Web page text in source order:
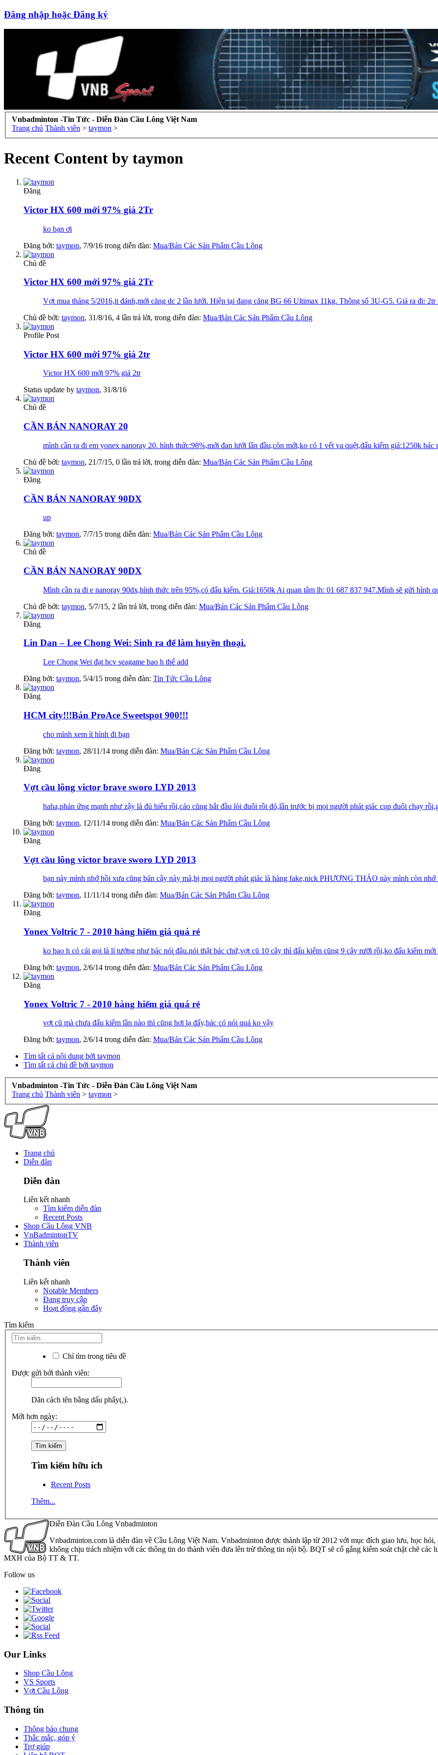
Đăng nhập hoặc Đăng ký
Vnbadminton -Tin Tức - Diễn Đàn Cầu Lông Việt Nam
Trang chủ Thành viên > taymon >
Recent Content by taymon
Đăng
Victor HX 600 mới 97% giá 2Tr
ko bạn ơi
Đăng bởi: taymon, 7/9/16 trong diễn đàn: Mua/Bán Các Sản Phẩm Cầu Lông
Chủ đề
Victor HX 600 mới 97% giá 2Tr
Vợt mua tháng 5/2016,it đánh,mới căng dc 2 lần lưới. Hiện tại đang căng BG 66 Ultimax 11kg. Thông số 3U-G5. Giá ra đi: 2tr
Chủ đề bởi: taymon, 31/8/16, 4 lần trả lời, trong diễn đàn: Mua/Bán Các Sản Phẩm Cầu Lông
Profile Post
Victor HX 600 mới 97% giá 2tr
Victor HX 600 mới 97% giá 2tr
Status update by taymon, 31/8/16
Chủ đề
CẦN BÁN NANORAY 20
mình cần ra đi em yonex nanoray 20. hình thức:98%,mới đan lưới lần đầu,còn mới,ko có 1 vết va quệt,đấu kiếm giá:1250k bác
Chủ đề bởi: taymon, 21/7/15, 0 lần trả lời, trong diễn đàn: Mua/Bán Các Sản Phẩm Cầu Lông
Đăng
CẦN BÁN NANORAY 90DX
up
Đăng bởi: taymon, 7/7/15 trong diễn đàn: Mua/Bán Các Sản Phẩm Cầu Lông
Chủ đề
CẦN BÁN NANORAY 90DX
Mình cần ra đi e nanoray 90dx,hình thức trên 95%,có đấu kiếm. Giá:1650k Ai quan tâm lh: 01 687 837 947.Mình sẽ gửi hình
Chủ đề bởi: taymon, 5/7/15, 2 lần trả lời, trong diễn đàn: Mua/Bán Các Sản Phẩm Cầu Lông
Đăng
Lin Dan – Lee Chong Wei: Sinh ra để làm huyền thoại.
Lee Chong Wei đạt hcv seagame bao h thế add
Đăng bởi: taymon, 5/4/15 trong diễn đàn: Tin Tức Cầu Lông
Đăng
HCM city!!!Bán ProAce Sweetspot 900!!!
cho mình xem ít hình đi bạn
Đăng bởi: taymon, 28/11/14 trong diễn đàn: Mua/Bán Các Sản Phẩm Cầu Lông
Đăng
Vợt cầu lông victor brave sworo LYD 2013
haha,phản ứng mạnh như zậy là đủ hiểu rồi,cáo cũng bắt đầu lòi đuôi rồi đó,lần trước bị mọi người phát giác cụp đuôi chạy
Đăng bởi: taymon, 12/11/14 trong diễn đàn: Mua/Bán Các Sản Phẩm Cầu Lông
Đăng
Vợt cầu lông victor brave sworo LYD 2013
bạn này mình nhớ hồi xưa cũng bán cây này mà,bị mọi người phát giác là hàng fake,nick PHƯƠNG THẢO này mình còn nhớ
Đăng bởi: taymon, 11/11/14 trong diễn đàn: Mua/Bán Các Sản Phẩm Cầu Lông
Đăng
Yonex Voltric 7 - 2010 hàng hiếm giá quá rẻ
ko bao h có cái gọi là lí tưởng như bác nói đâu.nói thật bác chứ,vợt cũ 10 cây thì đấu kiếm cũng 9 cây rưỡi rồi,ko đấu kiếm mới
Đăng bởi: taymon, 2/6/14 trong diễn đàn: Mua/Bán Các Sản Phẩm Cầu Lông
Đăng
Yonex Voltric 7 - 2010 hàng hiếm giá quá rẻ
vợt cũ mà chưa đấu kiếm lần nào thì cũng hơi lạ đấy,bác có nói quá ko vậy
Đăng bởi: taymon, 2/6/14 trong diễn đàn: Mua/Bán Các Sản Phẩm Cầu Lông
Tìm tất cả nội dung bởi taymon
Tìm tất cả chủ đề bởi taymon
Vnbadminton -Tin Tức - Diễn Đàn Cầu Lông Việt Nam
Trang chủ Thành viên > taymon >
Trang chủ
Diễn đàn
Diễn đàn
Liên kết nhanh
Tìm kiếm diễn đàn
Recent Posts
Shop Cầu Lông VNB
VnBadmintonTV
Thành viên
Thành viên
Liên kết nhanh
Notable Members
Đang truy cập
Hoạt động gần đây
Tìm kiếm
Chỉ tìm trong tiêu đề
Được gửi bởi thành viên:
Dãn cách tên bằng dấu phẩy(,).
Mới hơn ngày:
Tìm kiếm hữu ích
Recent Posts
Thêm...
Diễn Đàn Cầu Lông Vnbadminton
Vnbadminton.com là diễn đàn về Cầu Lông Việt Nam. Vnbadminton được thành lập từ 2012 với mục đích giao lưu, học
không chịu trách nhiệm với các thông tin do thành viên đưa lên trừ thông tin nội bộ. BQT sẽ cố gắng kiểm soát chặt chẽ các
MXH của Bộ TT & TT.
Follow us
Our Links
Shop Cầu Lông
VS Sports
Vợt Cầu Lông
Thông tin
Thông báo chung
Thắc mắc, góp ý
Trợ giúp